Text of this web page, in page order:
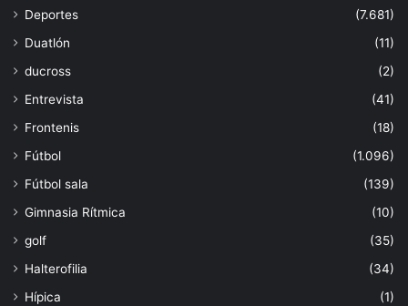
Deportes
(7.681)
Duatlón
(11)
ducross
(2)
Entrevista
(41)
Frontenis
(18)
Fútbol
(1.096)
Fútbol sala
(139)
Gimnasia Rítmica
(10)
golf
(35)
Halterofilia
(34)
Hípica
(1)